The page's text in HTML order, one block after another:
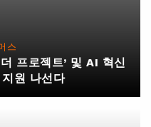
스
프로젝트’ 및 AI 혁신
원 나선다